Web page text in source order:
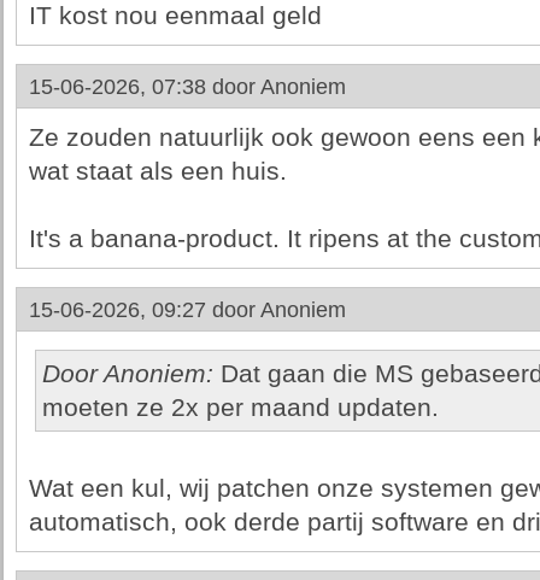
IT kost nou eenmaal geld
15-06-2026, 07:38 door Anoniem
Ze zouden natuurlijk ook gewoon eens een
wat staat als een huis.
It's a banana-product. It ripens at the
15-06-2026, 09:27 door Anoniem
Door Anoniem: Dat gaan die MS
moeten ze 2x per maand updaten.
Wat een kul, wij patchen onze systemen
automatisch, ook derde partij software en